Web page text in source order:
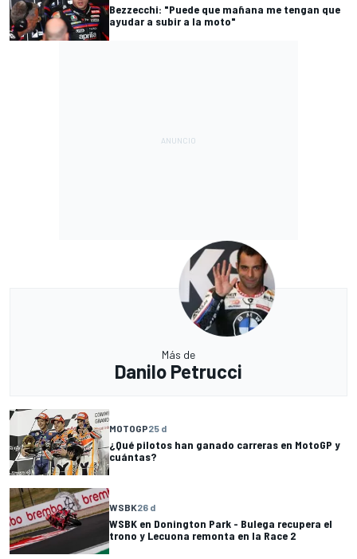
Bezzecchi: "Puede que mañana me tengan que
ayudar a subir a la moto"
Más de
Danilo Petrucci
MOTOGP25 d
¿Qué pilotos han ganado carreras en MotoGP y
cuántas?
WSBK26 d
WSBK en Donington Park - Bulega recupera el
trono y Lecuona remonta en la Race 2